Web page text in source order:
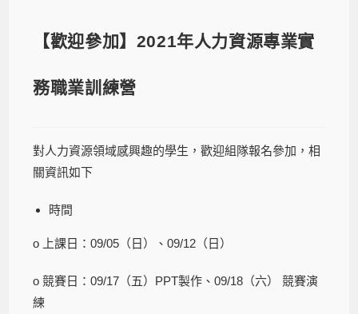
【歡迎參加】2021年人力資源專業實
務職業訓練營
對人力資源領域感興趣的學生，歡迎組隊報名參加，相
關資訊如下
時間
o 上課日：09/05（日）、09/12（日）
o 競賽日：09/17（五）PPT製作、09/18（六） 競賽演
練